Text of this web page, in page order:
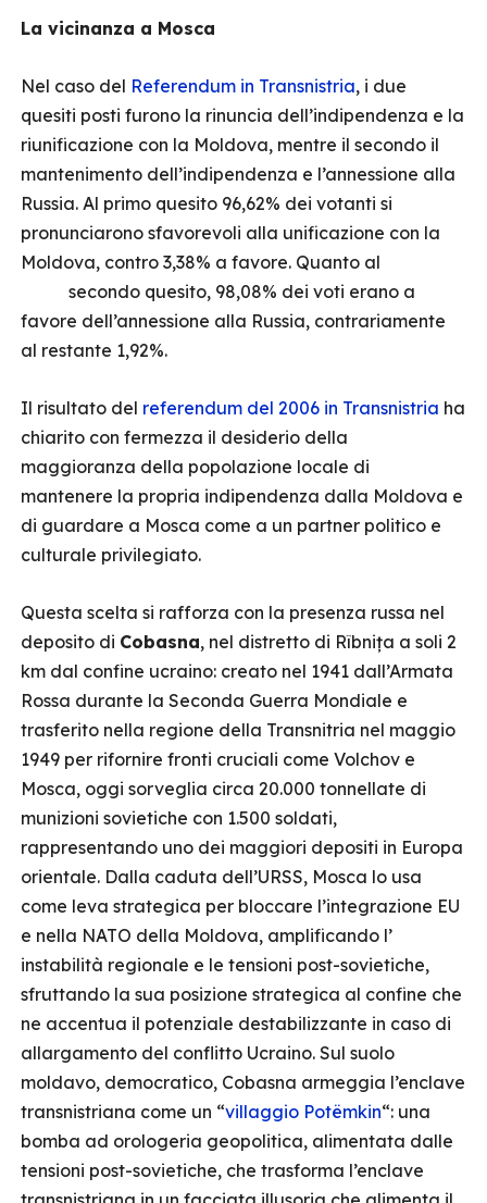
La vicinanza a Mosca
Nel caso del Referendum in Transnistria, i due
quesiti posti furono la rinuncia dell’indipendenza e la
riunificazione con la Moldova, mentre il secondo il
mantenimento dell’indipendenza e l’annessione alla
Russia. Al primo quesito 96,62% dei votanti si
pronunciarono sfavorevoli alla unificazione con la
Moldova, contro 3,38% a favore. Quanto al
secondo quesito, 98,08% dei voti erano a
favore dell’annessione alla Russia, contrariamente
al restante 1,92%.
Il risultato del referendum del 2006 in Transnistria ha
chiarito con fermezza il desiderio della
maggioranza della popolazione locale di
mantenere la propria indipendenza dalla Moldova e
di guardare a Mosca come a un partner politico e
culturale privilegiato.
Questa scelta si rafforza con la presenza russa nel
deposito di Cobasna, nel distretto di Rîbnița a soli 2
km dal confine ucraino: creato nel 1941 dall’Armata
Rossa durante la Seconda Guerra Mondiale e
trasferito nella regione della Transnitria nel maggio
1949 per rifornire fronti cruciali come Volchov e
Mosca, oggi sorveglia circa 20.000 tonnellate di
munizioni sovietiche con 1.500 soldati,
rappresentando uno dei maggiori depositi in Europa
orientale. Dalla caduta dell’URSS, Mosca lo usa
come leva strategica per bloccare l’integrazione EU
e nella NATO della Moldova, amplificando l’
instabilità regionale e le tensioni post-sovietiche,
sfruttando la sua posizione strategica al confine che
ne accentua il potenziale destabilizzante in caso di
allargamento del conflitto Ucraino. Sul suolo
moldavo, democratico, Cobasna armeggia l’enclave
transnistriana come un “villaggio Potëmkin“: una
bomba ad orologeria geopolitica, alimentata dalle
tensioni post-sovietiche, che trasforma l’enclave